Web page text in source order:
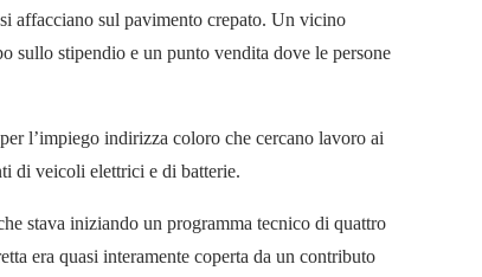
affacciano sul pavimento crepato. Un vicino
sullo stipendio e un punto vendita dove le persone
l’impiego indirizza coloro che cercano lavoro ai
di veicoli elettrici e di batterie.
stava iniziando un programma tecnico di quattro
era quasi interamente coperta da un contributo